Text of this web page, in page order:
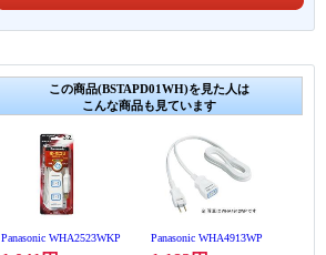
この商品(BSTAPD01WH)を見た人は
こんな商品も見ています
Panasonic WHA2523WKP Panasonic WHA4913WP